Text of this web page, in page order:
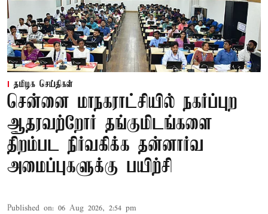
தமிழக செய்திகள்
சென்னை மாநகராட்சியில் நகர்ப்புற
ஆதரவற்றோர் தங்குமிடங்களை
திறம்பட நிர்வகிக்க தன்னார்வ
அமைப்புகளுக்கு பயிற்சி
Published on: 06 Aug 2026, 2:54 pm